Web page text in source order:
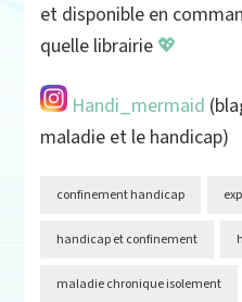
et disponible en
quelle librairie 💖
Handi_mermaid
maladie et le handicap)
confinement handicap
handicap et confinement
maladie chronique isolement